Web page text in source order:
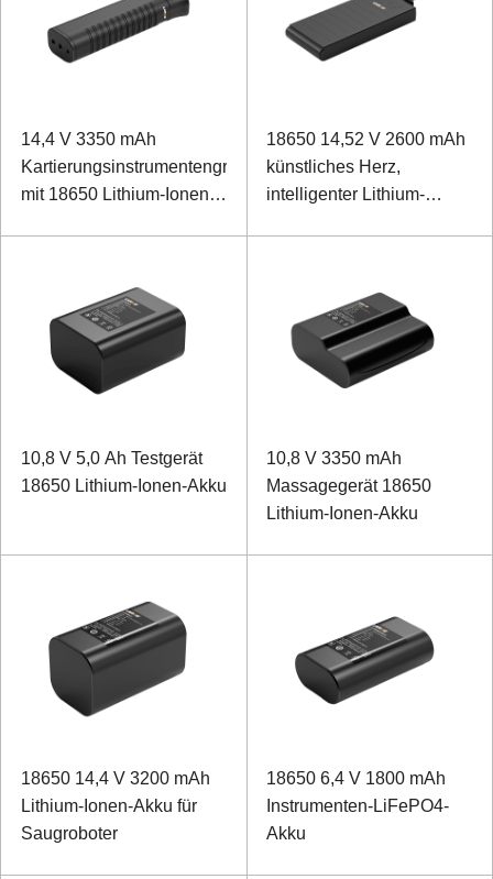
14,4 V 3350 mAh
Kartierungsinstrumentengriff
mit 18650 Lithium-Ionen-
18650 14,52 V 2600 mAh
künstliches Herz,
intelligenter Lithium-
10,8 V 5,0 Ah Testgerät
18650 Lithium-Ionen-Akku
10,8 V 3350 mAh
Massagegerät 18650
Lithium-Ionen-Akku
18650 14,4 V 3200 mAh
Lithium-Ionen-Akku für
Saugroboter
18650 6,4 V 1800 mAh
Instrumenten-LiFePO4-
Akku